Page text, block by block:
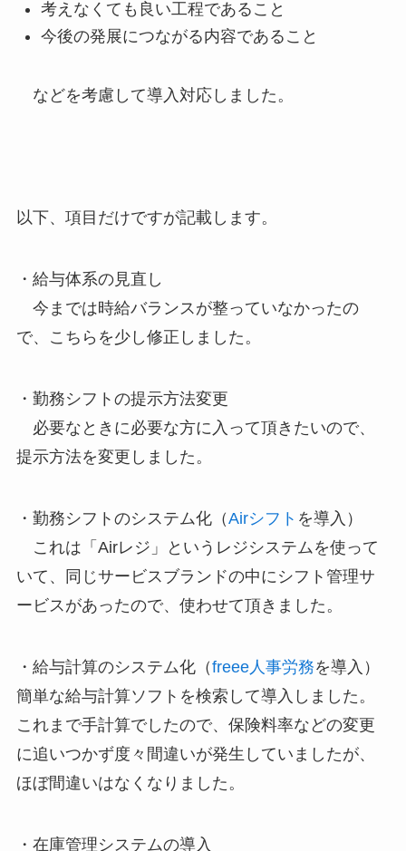
考えなくても良い工程であること
今後の発展につながる内容であること
などを考慮して導入対応しました。
以下、項目だけですが記載します。
・給与体系の見直し
今までは時給バランスが整っていなかったの
で、こちらを少し修正しました。
・勤務シフトの提示方法変更
必要なときに必要な方に入って頂きたいので、
提示方法を変更しました。
・勤務シフトのシステム化（Airシフト を導入）
これは「Airレジ」というレジシステムを使って
いて、同じサービスブランドの中にシフト管理サ
ービスがあったので、使わせて頂きました。
・給与計算のシステム化（freee人事労務を導入）
簡単な給与計算ソフトを検索して導入しました。
これまで手計算でしたので、保険料率などの変更
に追いつかず度々間違いが発生していましたが、
ほぼ間違いはなくなりました。
・在庫管理システムの導入